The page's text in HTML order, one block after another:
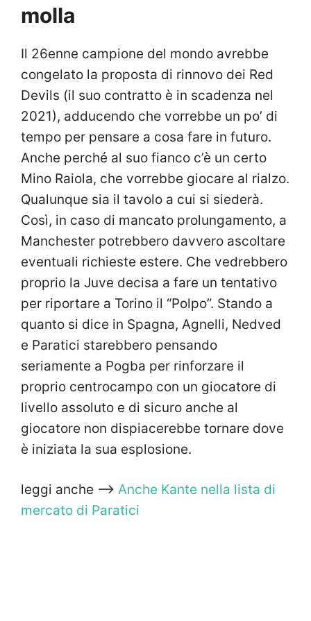
molla
Il 26enne campione del mondo avrebbe
congelato la proposta di rinnovo dei Red
Devils (il suo contratto è in scadenza nel
2021), adducendo che vorrebbe un po’ di
tempo per pensare a cosa fare in futuro.
Anche perché al suo fianco c’è un certo
Mino Raiola, che vorrebbe giocare al rialzo.
Qualunque sia il tavolo a cui si siederà.
Così, in caso di mancato prolungamento, a
Manchester potrebbero davvero ascoltare
eventuali richieste estere. Che vedrebbero
proprio la Juve decisa a fare un tentativo
per riportare a Torino il “Polpo”. Stando a
quanto si dice in Spagna, Agnelli, Nedved
e Paratici starebbero pensando
seriamente a Pogba per rinforzare il
proprio centrocampo con un giocatore di
livello assoluto e di sicuro anche al
giocatore non dispiacerebbe tornare dove
è iniziata la sua esplosione.
leggi anche —> Anche Kante nella lista di
mercato di Paratici